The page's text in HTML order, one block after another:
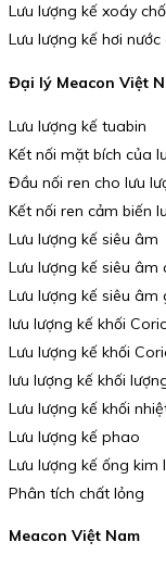
Lưu lượng kế xoáy
Lưu lượng kế hơi
Đại lý Meacon Việt
Lưu lượng kế tuabin
Kết nối mặt bích của
Đầu nối ren cho lưu
Kết nối ren cảm biến
Lưu lượng kế siêu âm
Lưu lượng kế siêu âm
Lưu lượng kế siêu âm
lưu lượng kế khối
Lưu lượng kế khối
lưu lượng kế khối
Lưu lượng kế khối
Lưu lượng kế phao
Lưu lượng kế ống kim
Phân tích chất lỏng
Meacon Việt Nam